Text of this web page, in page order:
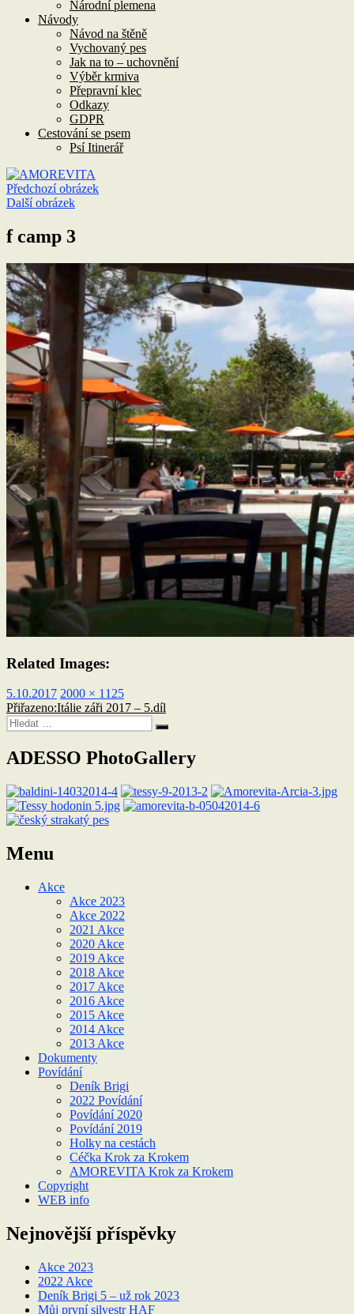
Národní plemena
Návody
Návod na štěně
Vychovaný pes
Jak na to – uchovnění
Výběr krmiva
Přepravní klec
Odkazy
GDPR
Cestování se psem
Psí Itinerář
Předchozí obrázek
Další obrázek
f camp 3
Related Images:
Publikováno:
5.10.2017 Původní
velikost:
2000 × 1125
Navigace
pro
příspěvek
Přiřazeno:Itálie záři 2017 – 5.díl
Hledat:
Hledání
ADESSO PhotoGallery
Menu
Akce
Akce 2023
Akce 2022
2021 Akce
2020 Akce
2019 Akce
2018 Akce
2017 Akce
2016 Akce
2015 Akce
2014 Akce
2013 Akce
Dokumenty
Povídání
Deník Brigi
2022 Povídání
Povídání 2020
Povídání 2019
Holky na cestách
Céčka Krok za Krokem
AMOREVITA Krok za Krokem
Copyright
WEB info
Nejnovější příspěvky
Akce 2023
2022 Akce
Deník Brigi 5 – už rok 2023
Můj první silvestr HAF